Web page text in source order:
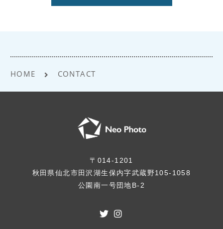
述等により特定の個人を識別できる情報を
報」以外のものをいい、ご利用いただいた
なったページや広告の履歴、ユーザーが検
索された検索キーワード、ご利用日時、ご
別、職業、年齢、ユーザーのIPアドレス、ク
ッキー情報、位置情報、端末の個体識別情
報などを指します。
第2条（プライバシー情報の収集方法）
際に氏名、生年月日、住所、電話番号、メ
ールアドレス、銀行口座番号、クレジット
HOME CONTACT
〒014-1201
秋田県仙北市田沢湖生保内字武蔵野105-1058
公園南一号団地B-2